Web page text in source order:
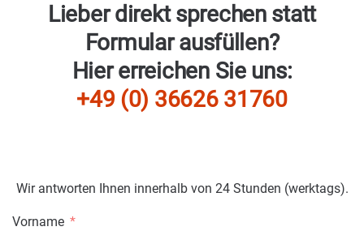
Lieber direkt sprechen statt
Formular ausfüllen?
Hier erreichen Sie uns:
+49 (0) 36626 31760
Wir antworten Ihnen innerhalb von 24 Stunden (werktags).
Vorname